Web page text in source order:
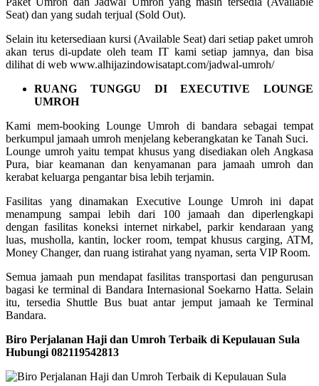
Seat) dan yang sudah terjual (Sold Out).
Selain itu ketersediaan kursi (Available Seat) dari setiap paket umroh
akan terus di-update oleh team IT kami setiap jamnya, dan bisa
dilihat di web www.alhijazindowisatapt.com/jadwal-umroh/
RUANG TUNGGU DI EXECUTIVE LOUNGE
UMROH
Kami mem-booking Lounge Umroh di bandara sebagai tempat
berkumpul jamaah umroh menjelang keberangkatan ke Tanah Suci.
Lounge umroh yaitu tempat khusus yang disediakan oleh Angkasa
Pura, biar keamanan dan kenyamanan para jamaah umroh dan
kerabat keluarga pengantar bisa lebih terjamin.
Fasilitas yang dinamakan Executive Lounge Umroh ini dapat
menampung sampai lebih dari 100 jamaah dan diperlengkapi
dengan fasilitas koneksi internet nirkabel, parkir kendaraan yang
luas, musholla, kantin, locker room, tempat khusus carging, ATM,
Money Changer, dan ruang istirahat yang nyaman, serta VIP Room.
Semua jamaah pun mendapat fasilitas transportasi dan pengurusan
bagasi ke terminal di Bandara Internasional Soekarno Hatta. Selain
itu, tersedia Shuttle Bus buat antar jemput jamaah ke Terminal
Bandara.
Biro Perjalanan Haji dan Umroh Terbaik di Kepulauan Sula
Hubungi 082119542813